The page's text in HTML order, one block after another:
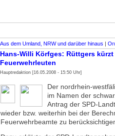
Aus dem Umland, NRW und darüber hinaus |
Hans-Willi Körfges: Rüttgers
Feuerwehrleuten
Hauptredaktion [16.05.2008 - 15:50 Uhr]
Der nordrhein-
im Namen der
Antrag der SPD-
wieder bzw. weiterhin bei der
Feuerwehrbeamte zu